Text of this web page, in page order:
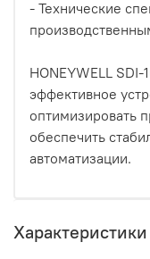
- Технические
HONEYWELL
эффективное
оптимизировать
обеспечить
автоматизации.
Характеристики